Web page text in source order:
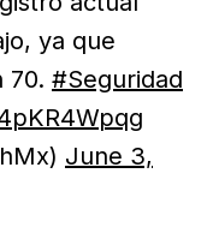
ya que
70. #Seguridad
June 3,